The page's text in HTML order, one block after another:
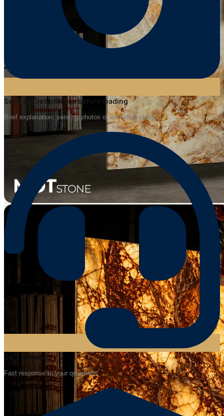
Send product photos before loading
Brief explanation: sending photos of individual slabs.
24/7 Support
Fast response to your questions